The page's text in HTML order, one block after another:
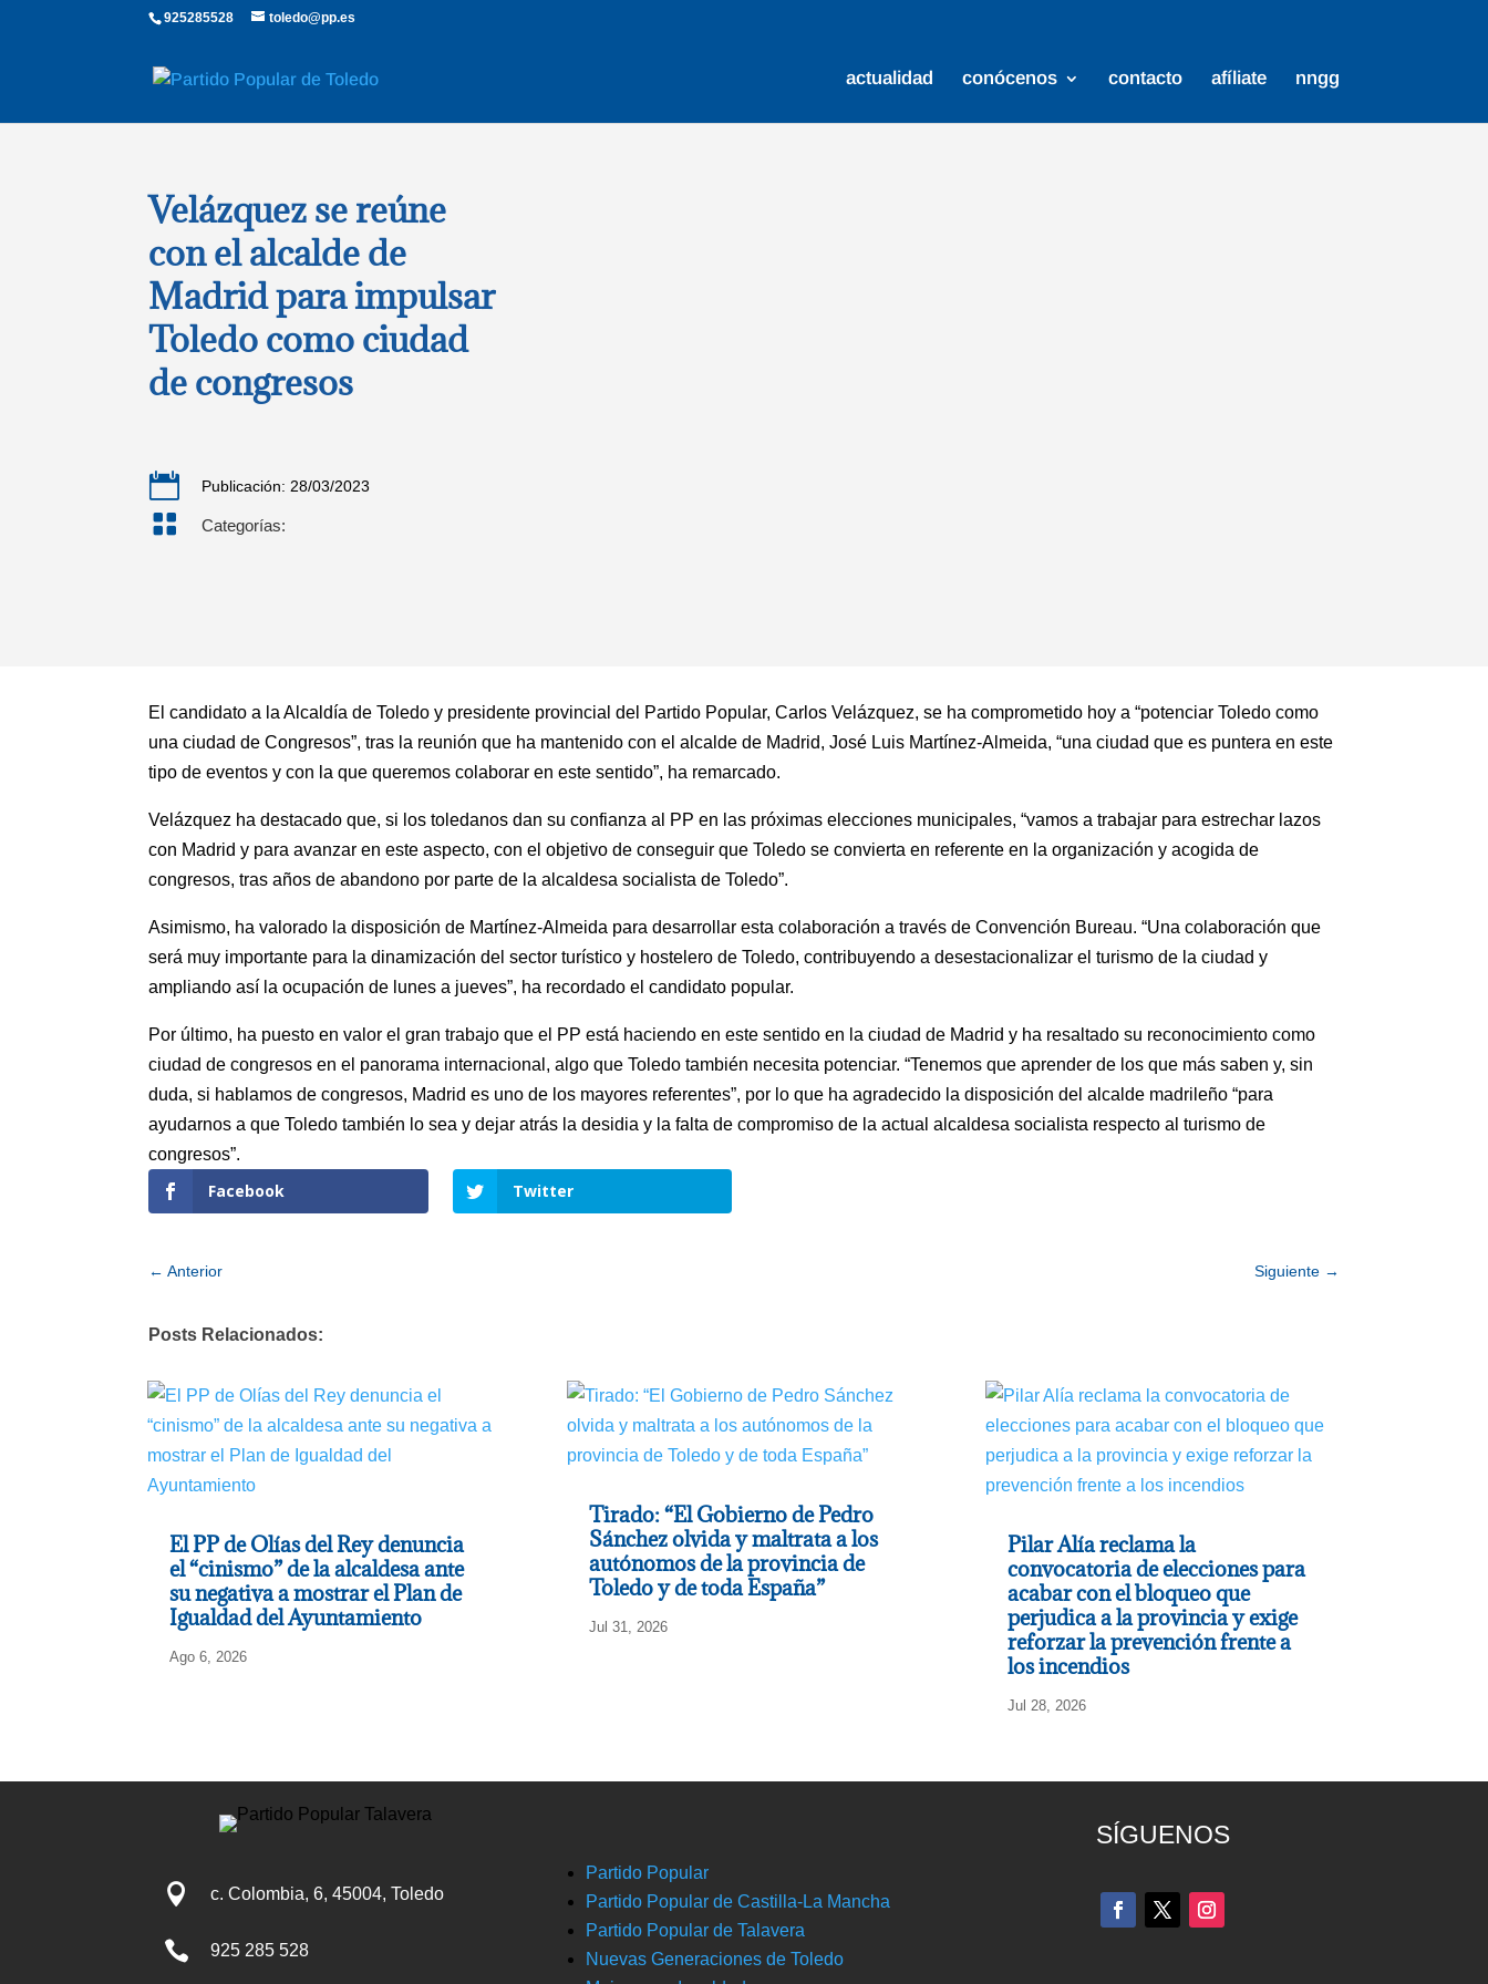
925285528 toledo@pp.es
actualidad conócenos contacto afíliate nngg
Velázquez se reúne
con el alcalde de
Madrid para impulsar
Toledo como ciudad
de congresos
 Publicación: 28/03/2023
 Categorías:
El candidato a la Alcaldía de Toledo y presidente provincial del Partido Popular, Carlos Velázquez, se ha comprometido hoy a “potenciar Toledo como
una ciudad de Congresos”, tras la reunión que ha mantenido con el alcalde de Madrid, José Luis Martínez-Almeida, “una ciudad que es puntera en este
tipo de eventos y con la que queremos colaborar en este sentido”, ha remarcado.
Velázquez ha destacado que, si los toledanos dan su confianza al PP en las próximas elecciones municipales, “vamos a trabajar para estrechar lazos
con Madrid y para avanzar en este aspecto, con el objetivo de conseguir que Toledo se convierta en referente en la organización y acogida de
congresos, tras años de abandono por parte de la alcaldesa socialista de Toledo”.
Asimismo, ha valorado la disposición de Martínez-Almeida para desarrollar esta colaboración a través de Convención Bureau. “Una colaboración que
será muy importante para la dinamización del sector turístico y hostelero de Toledo, contribuyendo a desestacionalizar el turismo de la ciudad y
ampliando así la ocupación de lunes a jueves”, ha recordado el candidato popular.
Por último, ha puesto en valor el gran trabajo que el PP está haciendo en este sentido en la ciudad de Madrid y ha resaltado su reconocimiento como
ciudad de congresos en el panorama internacional, algo que Toledo también necesita potenciar. “Tenemos que aprender de los que más saben y, sin
duda, si hablamos de congresos, Madrid es uno de los mayores referentes”, por lo que ha agradecido la disposición del alcalde madrileño “para
ayudarnos a que Toledo también lo sea y dejar atrás la desidia y la falta de compromiso de la actual alcaldesa socialista respecto al turismo de
congresos”.
Facebook Twitter
←Anterior Siguiente→
Posts Relacionados:
El PP de Olías del Rey denuncia
el “cinismo” de la alcaldesa ante
su negativa a mostrar el Plan de
Igualdad del Ayuntamiento
Ago 6, 2026
Tirado: “El Gobierno de Pedro
Sánchez olvida y maltrata a los
autónomos de la provincia de
Toledo y de toda España”
Jul 31, 2026
Pilar Alía reclama la
convocatoria de elecciones para
acabar con el bloqueo que
perjudica a la provincia y exige
reforzar la prevención frente a
los incendios
Jul 28, 2026
 c. Colombia, 6, 45004, Toledo
 925 285 528
Partido Popular
Partido Popular de Castilla-La Mancha
Partido Popular de Talavera
Nuevas Generaciones de Toledo
SÍGUENOS